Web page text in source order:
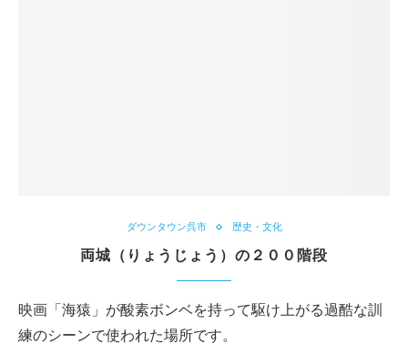
ダウンタウン呉市 歴史・文化
両城（りょうじょう）の２００階段
映画「海猿」が酸素ボンベを持って駆け上がる過酷な訓
練のシーンで使われた場所です。